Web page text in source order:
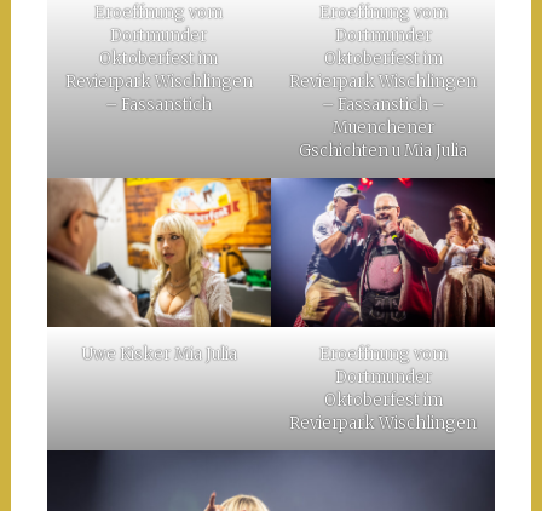
Eroeffnung vom
Dortmunder
Oktoberfest im
Revierpark Wischlingen
– Fassanstich
Eroeffnung vom
Dortmunder
Oktoberfest im
Revierpark Wischlingen
– Fassanstich –
Muenchener
Gschichten u Mia Julia
Uwe Kisker Mia Julia
Eroeffnung vom
Dortmunder
Oktoberfest im
Revierpark Wischlingen